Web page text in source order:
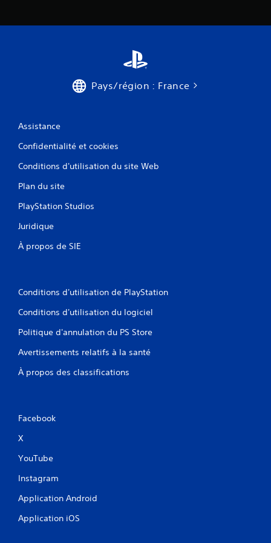
Pays/région : France
Assistance
Confidentialité et cookies
Conditions d'utilisation du site Web
Plan du site
PlayStation Studios
Juridique
À propos de SIE
Conditions d'utilisation de PlayStation
Conditions d'utilisation du logiciel
Politique d'annulation du PS Store
Avertissements relatifs à la santé
À propos des classifications
Facebook
X
YouTube
Instagram
Application Android
Application iOS